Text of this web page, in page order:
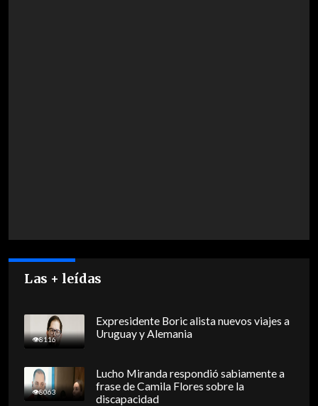
Las + leídas
8116
Expresidente Boric alista nuevos viajes a
Uruguay y Alemania
8063
Lucho Miranda respondió sabiamente a
frase de Camila Flores sobre la
discapacidad